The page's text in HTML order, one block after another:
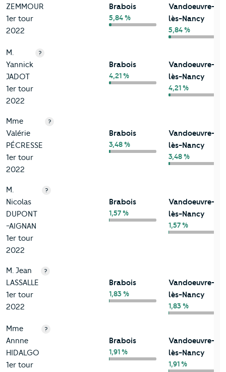
ZEMMOUR
1er tour
2022
Brabois
5,84 %
Vandoeuvre-
lès-Nancy
5,84 %
M.
Yannick
JADOT
1er tour
2022
?
Brabois
4,21 %
Vandoeuvre-
lès-Nancy
4,21 %
Mme
Valérie
PÉCRESSE
1er tour
2022
?
Brabois
3,48 %
Vandoeuvre-
lès-Nancy
3,48 %
M.
Nicolas
DUPONT
-AIGNAN
1er tour
2022
?
Brabois
1,57 %
Vandoeuvre-
lès-Nancy
1,57 %
M. Jean
LASSALLE
1er tour
2022
?
Brabois
1,83 %
Vandoeuvre-
lès-Nancy
1,83 %
Mme
Annne
HIDALGO
1er tour
?
Brabois
1,91 %
Vandoeuvre-
lès-Nancy
1,91 %